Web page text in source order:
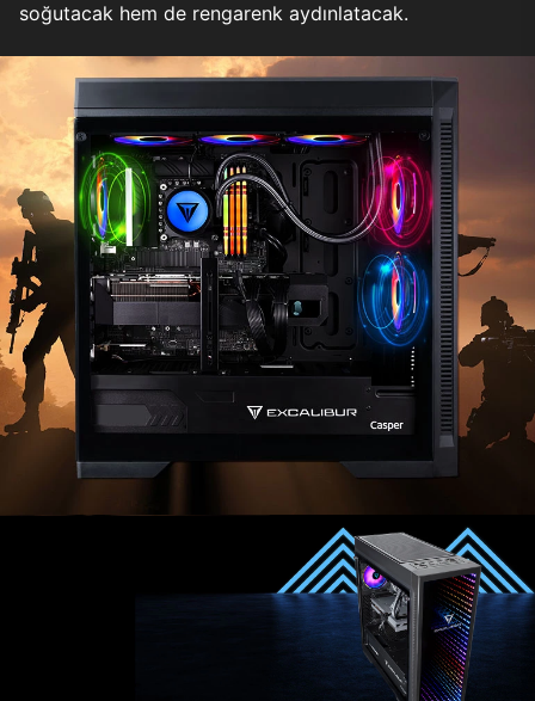
soğutacak hem de rengarenk aydınlatacak.